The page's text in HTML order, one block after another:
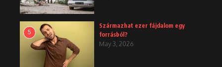
5
Származhat ezer fájdalom egy
forrásból?
May 3, 2026